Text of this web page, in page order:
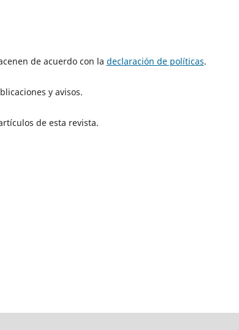
de acuerdo con la declaración de políticas.
y avisos.
de esta revista.